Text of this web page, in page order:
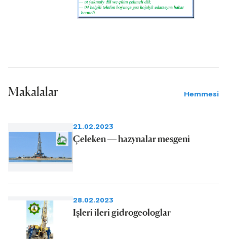
Makalalar Hemmesi
21.02.2023
Çeleken — hazynalar mesgeni
28.02.2023
Işleri ileri gidrogeologlar